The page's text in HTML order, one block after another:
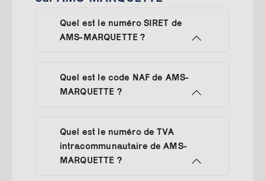
Quel est le numéro SIRET de
AMS-MARQUETTE ?
Quel est le code NAF de AMS-
MARQUETTE ?
Quel est le numéro de TVA
intracommunautaire de AMS-
MARQUETTE ?